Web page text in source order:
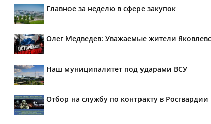
Главное за неделю в сфере закупок
Олег Медведев: Уважаемые жители
Наш муниципалитет под ударами ВСУ
Отбор на службу по контракту в Росгвардии